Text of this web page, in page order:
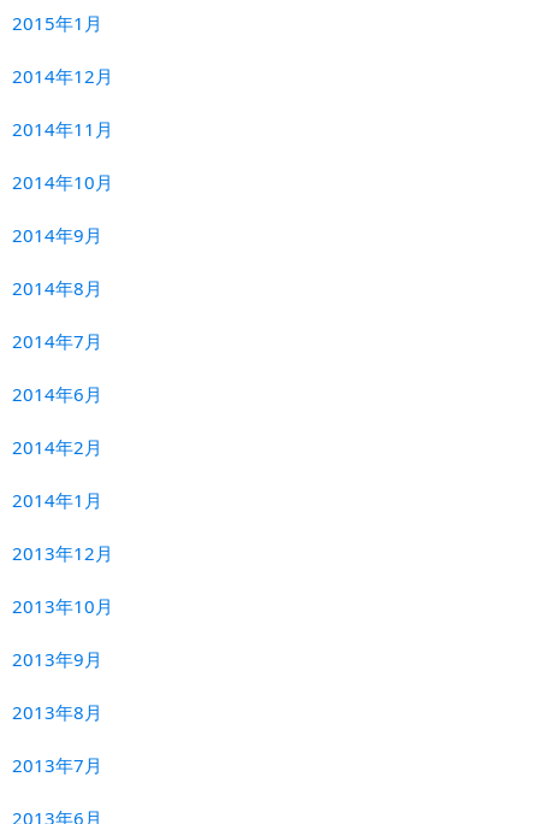
2015年1月
2014年12月
2014年11月
2014年10月
2014年9月
2014年8月
2014年7月
2014年6月
2014年2月
2014年1月
2013年12月
2013年10月
2013年9月
2013年8月
2013年7月
2013年6月